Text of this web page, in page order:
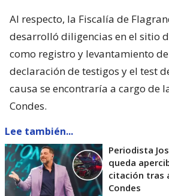
Al respecto, la Fiscalía de
desarrolló diligencias en el sitio
como registro y levantamiento
declaración de testigos y el test
causa se encontraría a cargo de
Condes.
Lee también...
Periodista
queda
citación tras
Condes